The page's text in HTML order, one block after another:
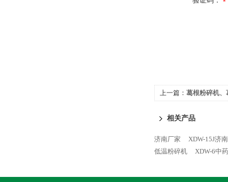
上一篇： 葛根粉碎机、
相关产品
济南厂家
XDW-15J济
低温粉碎机
XDW-6中